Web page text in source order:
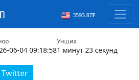
3593.87₮
06-04 09:18:58
Унших
1 минут 23 секунд
Twitter